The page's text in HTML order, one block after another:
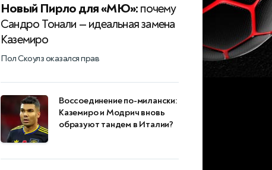
Новый Пирло для «МЮ»: почему
Сандро Тонали — идеальная замена
Каземиро
Пол Скоулз оказался прав
Воссоединение по-милански:
Каземиро и Модрич вновь
образуют тандем в Италии?